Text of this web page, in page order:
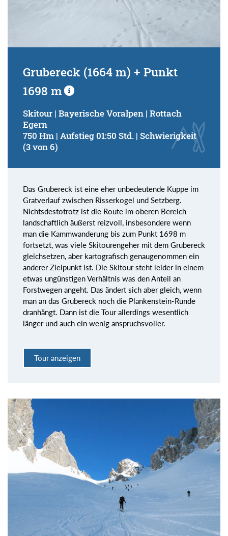
Grubereck (1664 m) + Punkt
1698 m
Skitour | Bayerische Voralpen | Rottach
Egern
750 Hm | Aufstieg 01:50 Std. | Schwierigkeit
(3 von 6)
Das Grubereck ist eine eher unbedeutende Kuppe im
Gratverlauf zwischen Risserkogel und Setzberg.
Nichtsdestotrotz ist die Route im oberen Bereich
landschaftlich äußerst reizvoll, insbesondere wenn
man die Kammwanderung bis zum Punkt 1698 m
fortsetzt, was viele Skitourengeher mit dem Grubereck
gleichsetzen, aber kartografisch genaugenommen ein
anderer Zielpunkt ist. Die Skitour steht leider in einem
etwas ungünstigen Verhältnis was den Anteil an
Forstwegen angeht. Das ändert sich aber gleich, wenn
man an das Grubereck noch die Plankenstein-Runde
dranhängt. Dann ist die Tour allerdings wesentlich
länger und auch ein wenig anspruchsvoller.
Tour anzeigen